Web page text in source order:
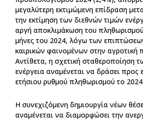
μεγαλύτερη εκτιμώμενη επίδραση
την εκτίμηση των διεθνών τιμών
αργή αποκλιμάκωση του
μήνες του 2024, λόγω των
καιρικών φαινομένων στην αγροτική
Αντίθετα, η σχετική σταθεροποίηση
ενέργεια αναμένεται να δράσει προς
ετήσιου ρυθμού πληθωρισμού το 2024.
Η συνεχιζόμενη δημιουργία νέων
αναμένεται να διαμορφώσει την